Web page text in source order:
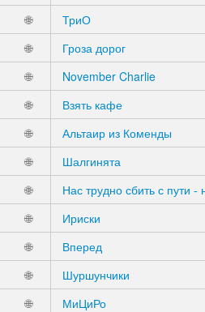
🌐
ТриО
🌐
Гроза дорог
🌐
November Charlie
🌐
Взять кафе
🌐
Альтаир из Коменды
🌐
Шалгинята
🌐
Нас трудно сбить с пути
🌐
Ириски
🌐
Вперед
🌐
Шуршунчики
🌐
МиЦиРо